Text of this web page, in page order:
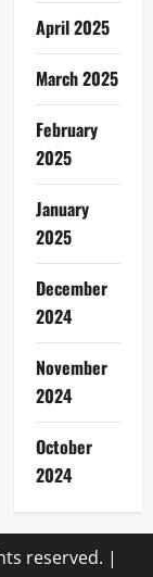
April 2025
March 2025
February
2025
January
2025
December
2024
November
2024
October
2024
reserved. |